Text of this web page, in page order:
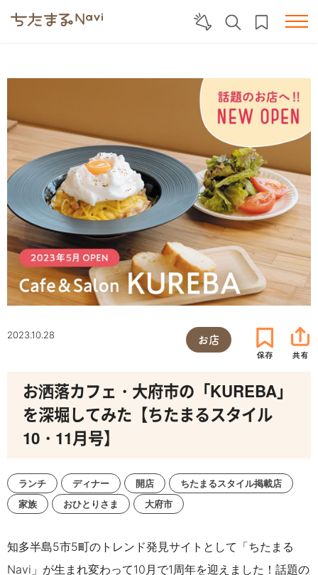
2023.10.28 お店
お洒落カフェ・大府市の「KUREBA」
を深堀してみた【ちたまるスタイル
10・11月号】
ランチ ディナー 開店
ちたまるスタイル掲載店
家族
おひとりさま 大府市
知多半島5市5町のトレンド発見サイトとして「ちたまる
Navi」が生まれ変わって10月で1周年を迎えました！話題の